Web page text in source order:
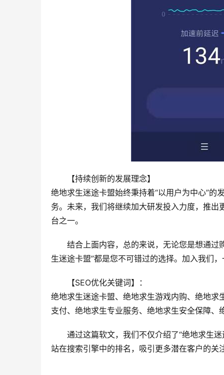
【持续创新的发展理念】
绝地求生迷途卡盟始终秉持着“以用户为中心”
务。未来，我们将继续加大研发投入力度，推
台之一。
结合上面内容，总的来说，无论您是想通过
生迷途卡盟”都是您不可错过的选择。加入我们
【SEO优化关键词】：
绝地求生迷途卡盟、绝地求生游戏内购、绝地
支付、绝地求生专业服务、绝地求生安全保障、
通过这篇软文，我们不仅介绍了“绝地求生
站在搜索引擎中的排名，吸引更多潜在客户的关